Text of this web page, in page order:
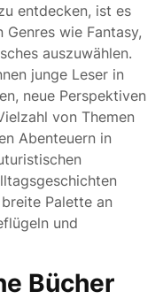
entdecken, ist es
Genres wie Fantasy,
auszuwählen.
junge Leser in
neue Perspektiven
von Themen
Abenteuern in
Palette an
und
Bücher